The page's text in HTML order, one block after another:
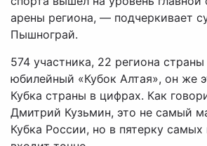
арены региона, — подчеркивает
Пышнограй.
574 участника, 22 региона
юбилейный «Кубок Алтая», он же
Кубка страны в цифрах. Как
Дмитрий Кузьмин, это не самый
Кубка России, но в пятерку